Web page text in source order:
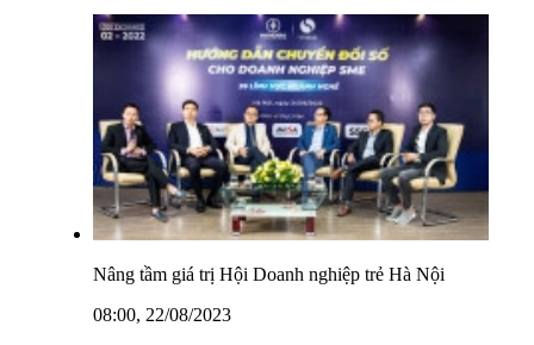
Nâng tầm giá trị Hội Doanh nghiệp trẻ Hà Nội
08:00, 22/08/2023